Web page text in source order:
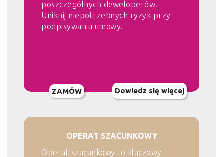
poszczególnych deweloperów.
Uniknij niepotrzebnych ryzyk przy
podpisywaniu umowy.
ZAMÓW Dowiedz się więcej
OPERAT SZACUNKOWY
Operat szacunkowy to kluczowy